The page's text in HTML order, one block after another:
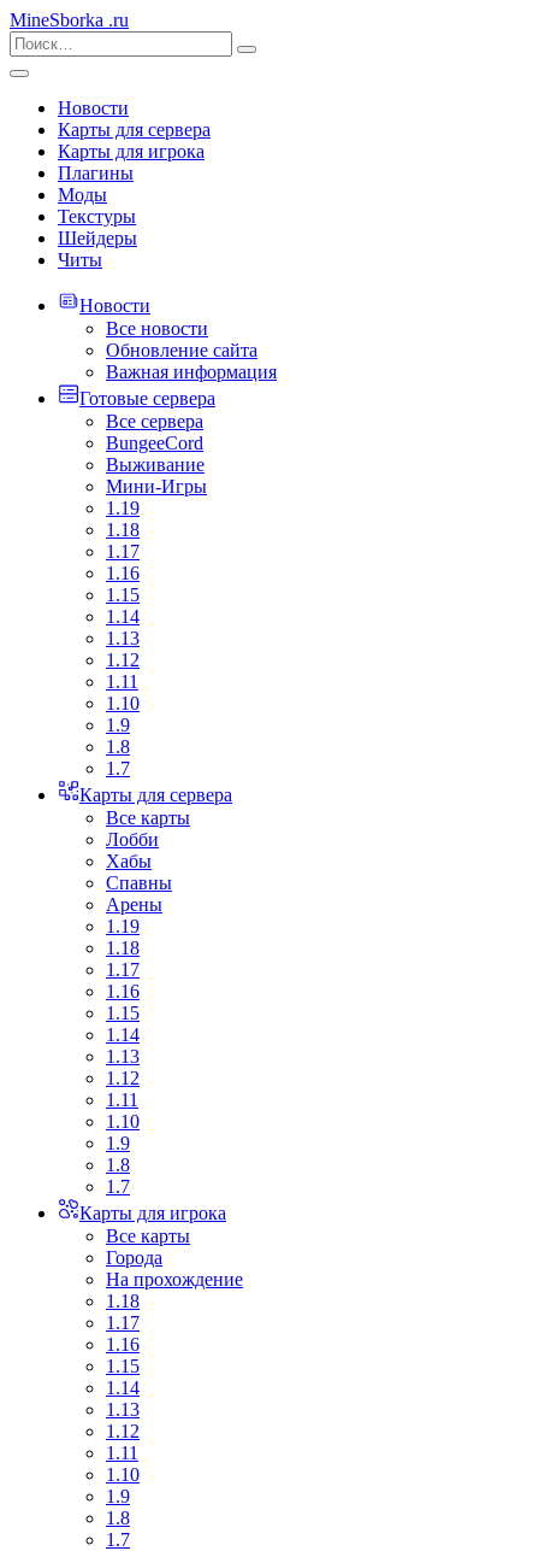
MineSborka .ru
Новости
Карты для сервера
Карты для игрока
Плагины
Моды
Текстуры
Шейдеры
Читы
Новости
Все новости
Обновление сайта
Важная информация
Готовые сервера
Все сервера
BungeeCord
Выживание
Мини-Игры
1.19
1.18
1.17
1.16
1.15
1.14
1.13
1.12
1.11
1.10
1.9
1.8
1.7
Карты для сервера
Все карты
Лобби
Хабы
Спавны
Арены
1.19
1.18
1.17
1.16
1.15
1.14
1.13
1.12
1.11
1.10
1.9
1.8
1.7
Карты для игрока
Все карты
Города
На прохождение
1.18
1.17
1.16
1.15
1.14
1.13
1.12
1.11
1.10
1.9
1.8
1.7